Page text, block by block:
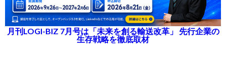
月刊LOGI-BIZ 7月号は「未来を創る輸送改革」 先行企業の
生存戦略を徹底取材